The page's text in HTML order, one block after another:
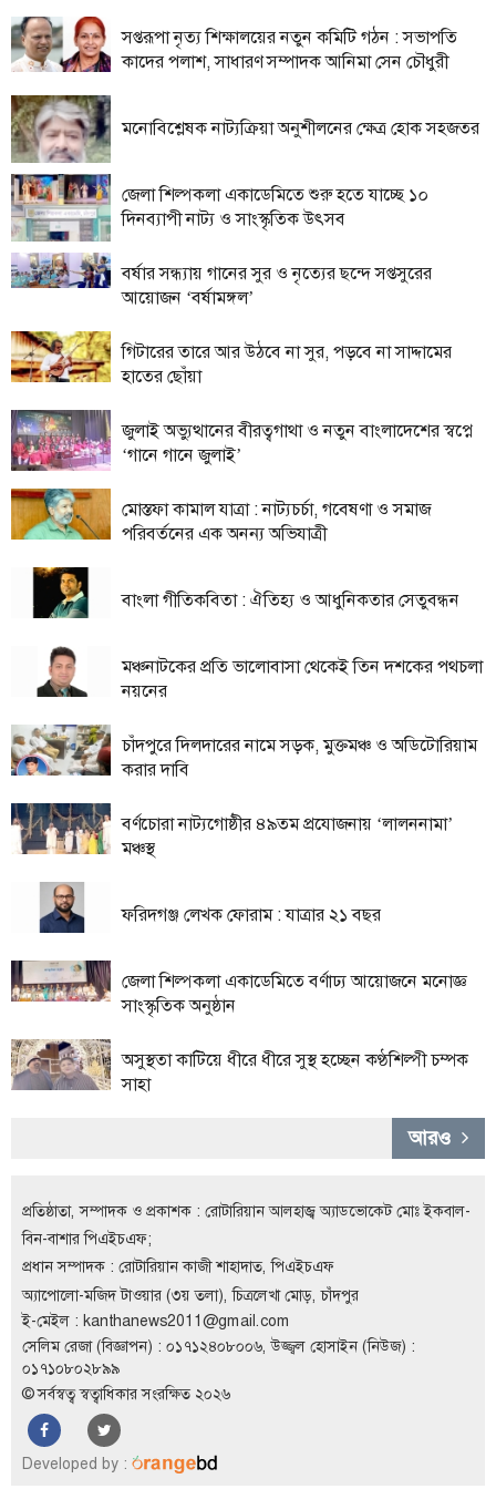
সম্পাদকীয়
আইন-
আদালত
উপ-
সম্পাদকীয়
কৃষি
ও
অপরাধ
জেলার
খবর
প্রবাস
তথ্য-
মতামত
শিশু-
ক্যাম্পাস
সাহিত্য
ও
সংস্কৃতি
ভ্রমণ
এক্সক্লুসিভ
রাজধানী
ইতিহাস
কথা
কয়
ক্যারিয়ার
চাকুরি
সৌখিন
ফটোগ্রাফার
সপ্তরূপা নৃত্য শিক্ষালয়ের নতুন কমিটি গঠন : সভাপতি
কাদের পলাশ, সাধারণ সম্পাদক আনিমা সেন চৌধুরী
মনোবিশ্লেষক নাট্যক্রিয়া অনুশীলনের ক্ষেত্র হোক সহজতর
জেলা শিল্পকলা একাডেমিতে শুরু হতে যাচ্ছে ১০
দিনব্যাপী নাট্য ও সাংস্কৃতিক উৎসব
বর্ষার সন্ধ্যায় গানের সুর ও নৃত্যের ছন্দে সপ্তসুরের
আয়োজন ‘বর্ষামঙ্গল’
গিটারের তারে আর উঠবে না সুর, পড়বে না সাদ্দামের
হাতের ছোঁয়া
জুলাই অভ্যুত্থানের বীরত্বগাথা ও নতুন বাংলাদেশের স্বপ্নে
‘গানে গানে জুলাই’
মোস্তফা কামাল যাত্রা : নাট্যচর্চা, গবেষণা ও সমাজ
পরিবর্তনের এক অনন্য অভিযাত্রী
বাংলা গীতিকবিতা : ঐতিহ্য ও আধুনিকতার সেতুবন্ধন
মঞ্চনাটকের প্রতি ভালোবাসা থেকেই তিন দশকের পথচলা
নয়নের
চাঁদপুরে দিলদারের নামে সড়ক, মুক্তমঞ্চ ও অডিটোরিয়াম
করার দাবি
বর্ণচোরা নাট্যগোষ্ঠীর ৪৯তম প্রযোজনায় ‘লালননামা’
মঞ্চস্থ
ফরিদগঞ্জ লেখক ফোরাম : যাত্রার ২১ বছর
জেলা শিল্পকলা একাডেমিতে বর্ণাঢ্য আয়োজনে মনোজ্ঞ
সাংস্কৃতিক অনুষ্ঠান
অসুস্থতা কাটিয়ে ধীরে ধীরে সুস্থ হচ্ছেন কণ্ঠশিল্পী চম্পক
সাহা
আরও
প্রতিষ্ঠাতা, সম্পাদক ও প্রকাশক : রোটারিয়ান আলহাজ্ব অ্যাডভোকেট মোঃ ইকবাল-
বিন-বাশার পিএইচএফ;
প্রধান সম্পাদক : রোটারিয়ান কাজী শাহাদাত, পিএইচএফ
অ্যাপোলো-মজিদ টাওয়ার (৩য় তলা), চিত্রলেখা মোড়, চাঁদপুর
ই-মেইল : kanthanews2011@gmail.com
সেলিম রেজা (বিজ্ঞাপন) : ০১৭১২৪০৮০০৬, উজ্জ্বল হোসাইন (নিউজ) :
০১৭১০৮০২৮৯৯
© সর্বস্বত্ব স্বত্বাধিকার সংরক্ষিত ২০২৬
Developed by :